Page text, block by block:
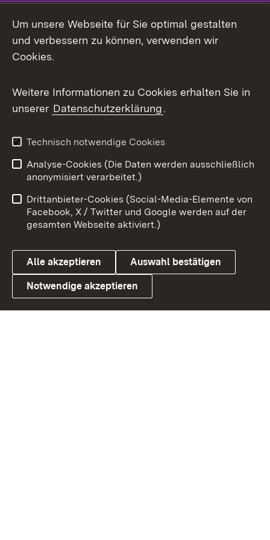
Facebook
X / Twitter
Youtube
Link zum Landesportal
Impressum
Kontakt
Barrierefreiheit
Datenschutz
Cookies
Um unsere Webseite für Sie optimal gestalten
und verbessern zu können, verwenden wir
Cookies.
Weitere Informationen zu Cookies erhalten Sie in
unserer Datenschutzerklärung.
Technisch notwendige Cookies
Analyse-Cookies (Die Daten werden ausschließlich
anonymisiert verarbeitet.)
Drittanbieter-Cookies (Social-Media-Elemente von
Facebook, X / Twitter und Google werden auf der
gesamten Webseite aktiviert.)
Alle akzeptieren Auswahl bestätigen
Notwendige akzeptieren